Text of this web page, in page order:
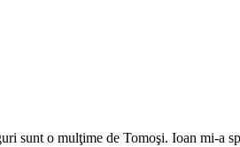
sunt o mulţime de Tomoşi. Ioan mi-a